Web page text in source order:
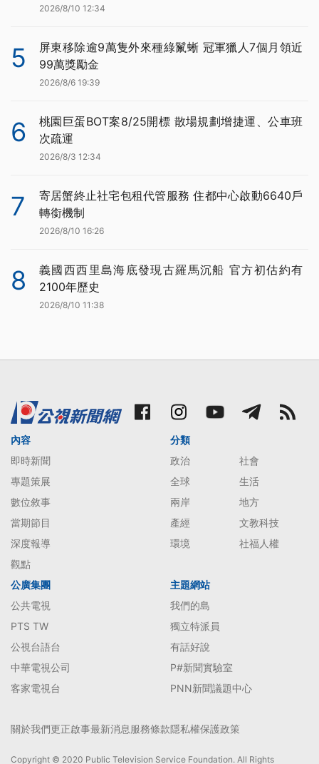
2026/8/10 12:34
5
屏東移除逾9萬隻外來種綠鬣蜥 冠軍獵人7個月領近
99萬獎勵金
2026/8/6 19:39
6
桃園巨蛋BOT案8/25開標 散場規劃增捷運、公車班
次疏運
2026/8/3 12:34
7
寄居蟹終止社宅包租代管服務 住都中心啟動6640戶
轉銜機制
2026/8/10 16:26
8
義國西西里島海底發現古羅馬沉船 官方初估約有
2100年歷史
2026/8/10 11:38
內容
即時新聞
專題策展
數位敘事
當期節目
深度報導
觀點
分類
政治
社會
全球
生活
兩岸
地方
產經
文教科技
環境
社福人權
公廣集團
公共電視
PTS TW
公視台語台
中華電視公司
客家電視台
主題網站
我們的島
獨立特派員
有話好說
P#新聞實驗室
PNN新聞議題中心
關於我們更正啟事最新消息服務條款隱私權保護政策
Copyright © 2020 Public Television Service Foundation. All Rights